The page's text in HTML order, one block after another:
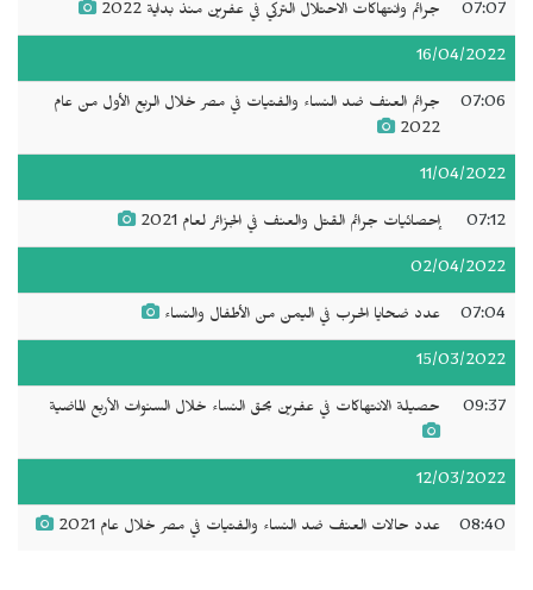
07:07 جرائم وانتهاكات الاحتلال التركي في عفرين منذ بداية 2022
16/04/2022
07:06
جرائم العنف ضد النساء والفتيات في مصر خلال الربع الأول من عام
2022
11/04/2022
07:12 إحصائيات جرائم القتل والعنف في الجزائر لعام 2021
02/04/2022
07:04 عدد ضحايا الحرب في اليمن من الأطفال والنساء
15/03/2022
09:37 حصيلة الانتهاكات في عفرين بحق النساء خلال السنوات الأربع الماضية
12/03/2022
08:40 عدد حالات العنف ضد النساء والفتيات في مصر خلال عام 2021